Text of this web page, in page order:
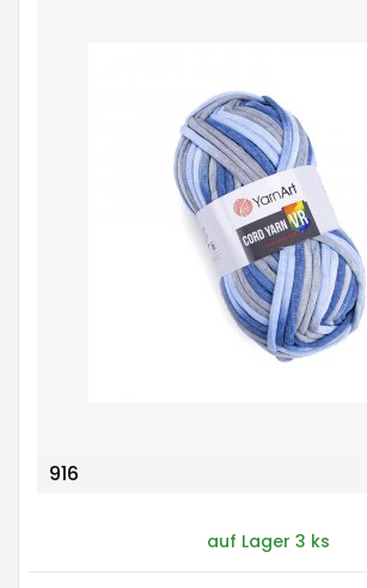
916
auf Lager 3 ks